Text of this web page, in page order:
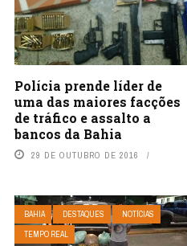
Polícia prende líder de
uma das maiores facções
de tráfico e assalto a
bancos da Bahia
29 DE OUTUBRO DE 2016
BAHIA DESTAQUES
NOTÍCIAS
TEMPO REAL